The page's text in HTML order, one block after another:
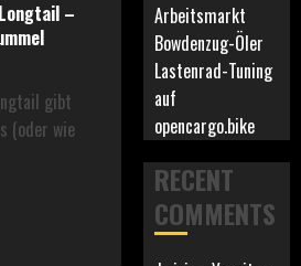
–
gibt
(oder wie
Arbeitsmarkt
Bowdenzug-Öler
Lastenrad-Tuning
auf
opencargo.bike
RECENT
COMMENTS